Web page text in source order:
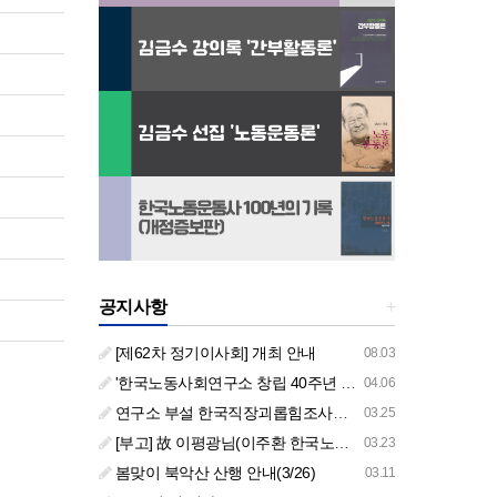
+
공지사항
08.03
[제62차 정기이사회] 개최 안내
04.06
'한국노동사회연구소 창립 40주년 기념 행사 안내'
03.25
연구소 부설 한국직장괴롭힘조사센터 '2026년도 주요 사업 안내' (교육/컨설팅)
03.23
[부고] 故 이평광님(이주환 한국노동사회연구소 부소장 부친상)
03.11
봄맞이 북악산 산행 안내(3/26)